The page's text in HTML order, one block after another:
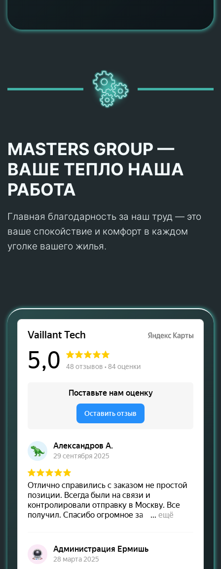
MASTERS GROUP —
ВАШЕ ТЕПЛО НАША
РАБОТА
Главная благодарность за наш труд — это
ваше спокойствие и комфорт в каждом
уголке вашего жилья.